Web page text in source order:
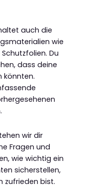
auch die
wie
Du
dass deine
könnten.
wir dir
Fragen und
wie wichtig ein
sicherstellen,
zufrieden bist.